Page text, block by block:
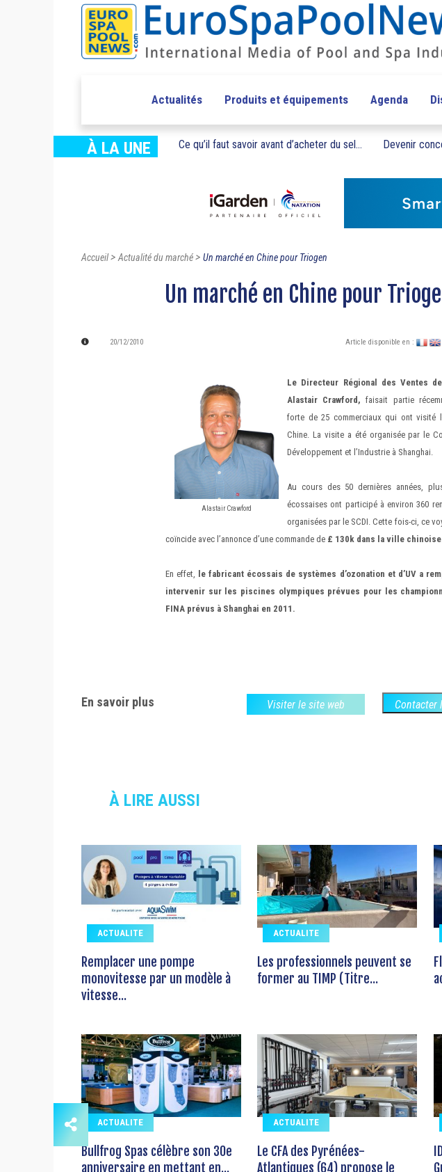
Actualités Produits et équipements Agenda
À LA UNE Ce qu’il faut savoir avant d’acheter du sel... Devenir
Accueil>Actualité du marché> Un marché en Chine pour Triogen
Un marché en Chine pour
20/12/2010 Article disponible en :
Alastair Crawford
Le Directeur Régional des Ventes
Alastair Crawford,faisait partie
forte de 25 commerciaux qui ont visité
Chine. La visite a été organisée par le
Développement et l’Industrie à Shanghai.
Au cours des 50 dernières années,
écossaises ont participé à environ 360
organisées par le SCDI. Cette fois-ci, ce
coïncide avec l’annonce d’une commande de £ 130k dans la ville chinoise
En effet,
le fabricant écossais de systèmes d’ozonation et d’UV a
intervenir sur les piscines olympiques prévues pour les
FINA prévus à Shanghai en 2011.
En savoir plus Visiter le site web Contacter
À LIRE AUSSI
ACTUALITE
Remplacer une pompe
monovitesse par un modèle à
vitesse...
ACTUALITE
Les professionnels peuvent se
former au TIMP (Titre...
ACTUALITE
Bullfrog Spas célèbre son 30e
anniversaire en mettant en...
ACTUALITE
Le CFA des Pyrénées-
Atlantiques (64) propose le